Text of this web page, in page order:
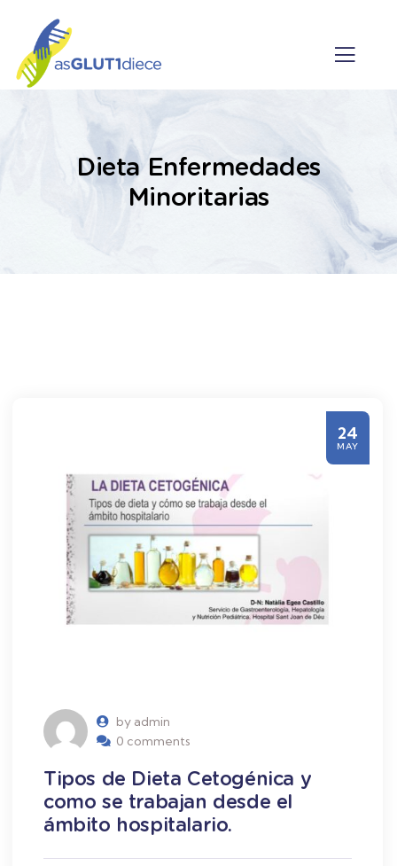
Dieta Enfermedades
Minoritarias
by admin
0 comments
Tipos de Dieta Cetogénica y
como se trabajan desde el
ámbito hospitalario.
24
MAY